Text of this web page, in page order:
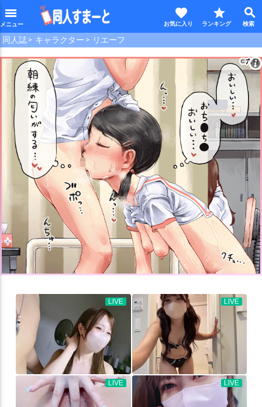
menu search
star
favorite
同人誌 キャラクター リエーフ